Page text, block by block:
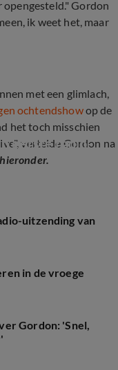
Gordon
ik weet het, maar
met een glimlach,
ochtendshowop de
het toch misschien
vertelde Gordon na
eerste radio-
uitzending van
in de vroege
Gordon: 'Snel,